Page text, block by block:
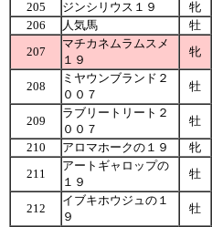
205
ジンシリウス１９ 牝
206
人気馬 牡
207
マチカネムラムスメ
１９
牝
208
ミヤウンブランド２
００７
牡
209
ラブリートリート２
００７
牡
210
アロマホークの１９ 牝
211
アートギャロップの
１９
牡
212
イブキホウジュの１
９
牡